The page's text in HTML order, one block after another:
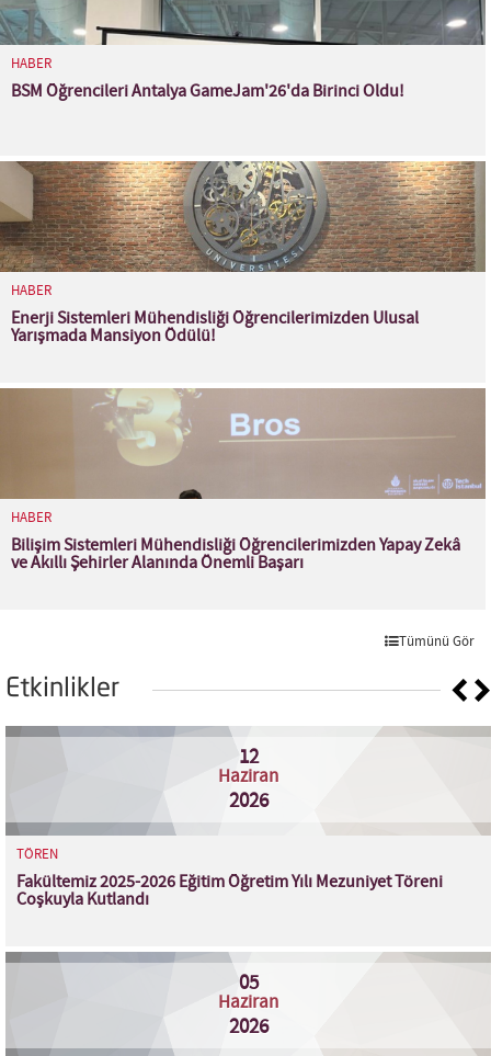
HABER
BSM Öğrencileri Antalya GameJam'26'da Birinci Oldu!
HABER
Enerji Sistemleri Mühendisliği Öğrencilerimizden Ulusal
Yarışmada Mansiyon Ödülü!
HABER
Bilişim Sistemleri Mühendisliği Öğrencilerimizden Yapay Zekâ
ve Akıllı Şehirler Alanında Önemli Başarı
Tümünü Gör
Etkinlikler
12
Haziran
2026
TÖREN
Fakültemiz 2025-2026 Eğitim Öğretim Yılı Mezuniyet Töreni
Coşkuyla Kutlandı
05
Haziran
2026